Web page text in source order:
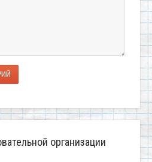
организации